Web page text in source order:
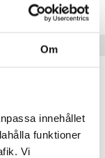
Om
innehållet
funktioner
Vi